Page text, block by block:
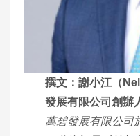
撰文：謝小江（
發展有限公司創辦
萬碧發展有限公司